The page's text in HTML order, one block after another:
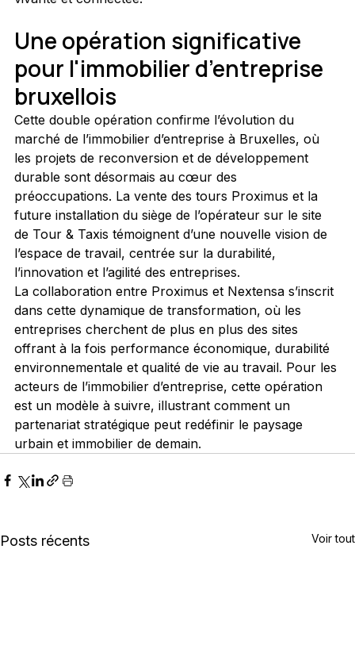
Une opération significative
pour l'immobilier d’entreprise
bruxellois
Cette double opération confirme l’évolution du
marché de l’immobilier d’entreprise à Bruxelles, où
les projets de reconversion et de développement
durable sont désormais au cœur des
préoccupations. La vente des tours Proximus et la
future installation du siège de l’opérateur sur le site
de Tour & Taxis témoignent d’une nouvelle vision de
l’espace de travail, centrée sur la durabilité,
l’innovation et l’agilité des entreprises.
La collaboration entre Proximus et Nextensa s’inscrit
dans cette dynamique de transformation, où les
entreprises cherchent de plus en plus des sites
offrant à la fois performance économique, durabilité
environnementale et qualité de vie au travail. Pour les
acteurs de l’immobilier d’entreprise, cette opération
est un modèle à suivre, illustrant comment un
partenariat stratégique peut redéfinir le paysage
urbain et immobilier de demain.
Posts récents Voir tout